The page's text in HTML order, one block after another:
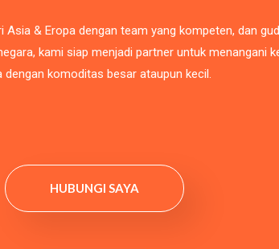
& Eropa dengan team yang kompeten, dan
kami siap menjadi partner untuk menangani
dengan komoditas besar ataupun kecil.
HUBUNGI SAYA